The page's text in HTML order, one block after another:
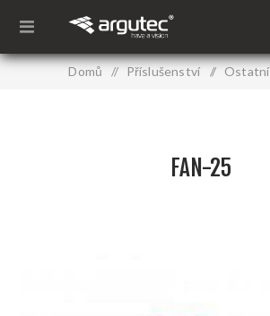
Domů / Příslušenství / Ostatní
FAN-25